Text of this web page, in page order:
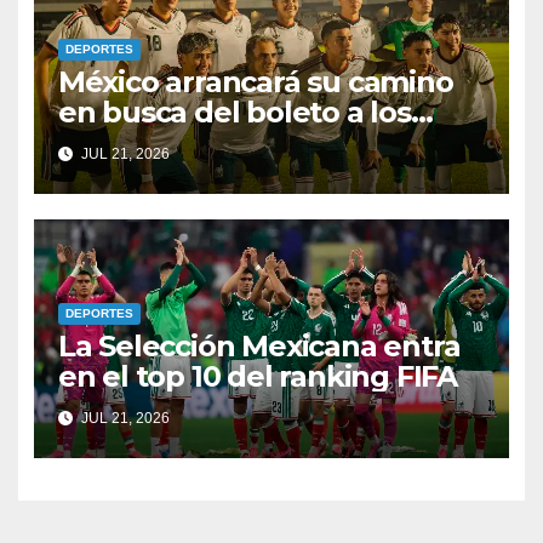
DEPORTES
México arrancará su camino
en busca del boleto a los
Juegos Olímpicos y al
Mundial Sub-20
JUL 21, 2026
DEPORTES
La Selección Mexicana entra
en el top 10 del ranking FIFA
JUL 21, 2026